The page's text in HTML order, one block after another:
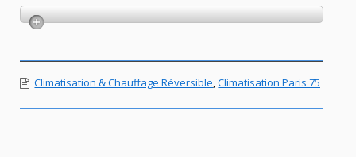
Climatisation & Chauffage Réversible ,Climatisation Paris 75